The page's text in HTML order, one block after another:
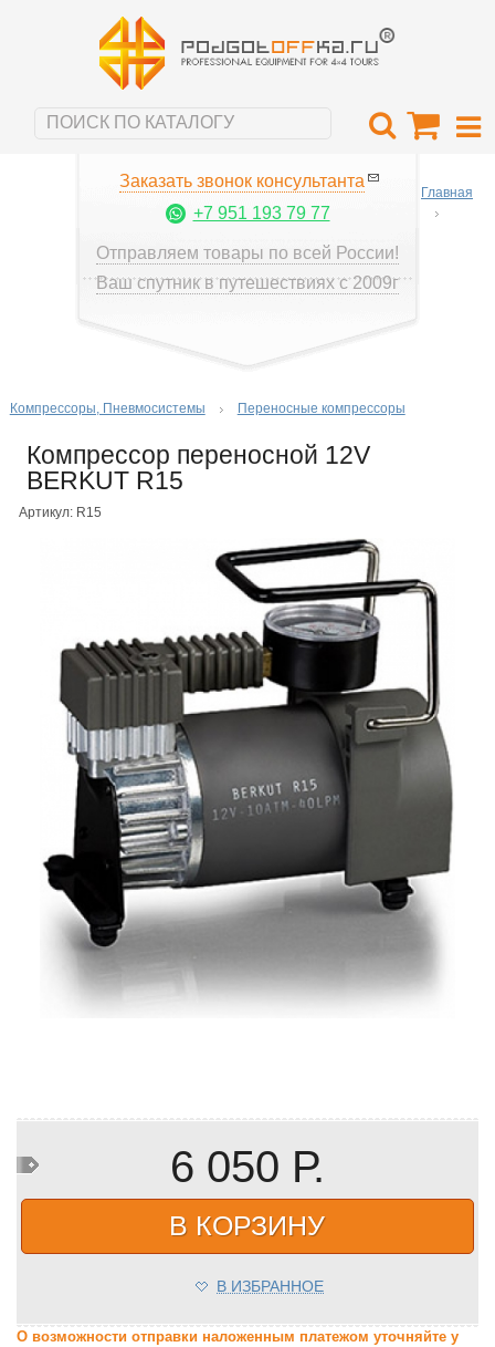
Заказать звонок консультанта
+7 951 193 79 77
Отправляем товары по всей России!
Ваш спутник в путешествиях с 2009г
Главная
Компрессоры, Пневмосистемы Переносные компрессоры
Компрессор переносной 12V
BERKUT R15
Артикул: R15
6 050 Р.
В КОРЗИНУ
В ИЗБРАННОЕ
О возможности отправки наложенным платежом уточняйте у